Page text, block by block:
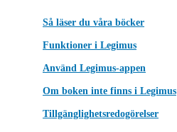
Så läser du våra böcker
Funktioner i Legimus
Använd Legimus-appen
Om boken inte finns i Legimus
Tillgänglighetsredogörelser